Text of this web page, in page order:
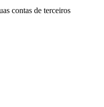
contas de terceiros